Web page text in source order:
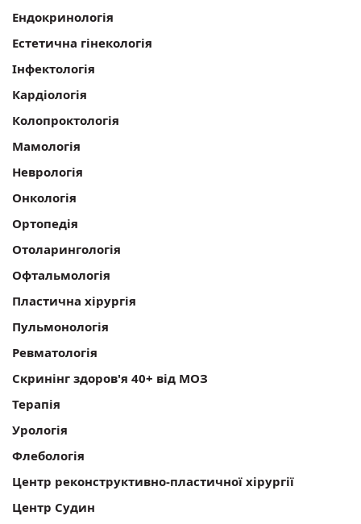
Ендокринологія
Естетична гінекологія
Інфектологія
Кардіологія
Колопроктологія
Мамологія
Неврологія
Онкологія
Ортопедія
Отоларингологія
Офтальмологія
Пластична хірургія
Пульмонологія
Ревматологія
Скринінг здоров'я 40+ від МОЗ
Терапія
Урологія
Флебологія
Центр реконструктивно-пластичної хірургії
Центр Судин